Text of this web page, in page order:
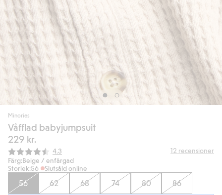
Minories
Våfflad babyjumpsuit
229 kr.
Snittbetyg:
4.3 12 recensioner
Färg:Beige / enfärgad
Storlek:56 Slutsåld online
56 62 68 74 80 86